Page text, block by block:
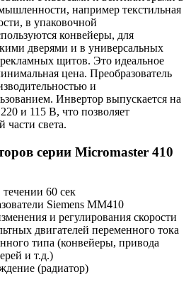
например текстильная
в упаковочной
конвейеры, для
дверями и в универсальных
щитов. Это идеальное
цена. Преобразователь
и
Инвертор выпускается на
и 115 В, что позволяет
части света.
серии Micromaster 410
60 сек
Siemens MM410
и регулирования скорости
двигателей переменного тока
типа (конвейеры, привода
и т.д.)
(радиатор)